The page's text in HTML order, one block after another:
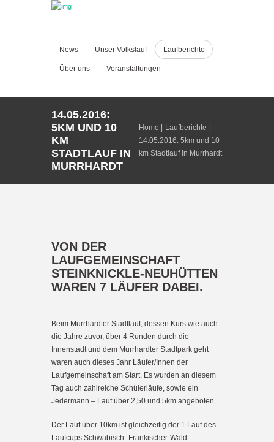
News Unser Volkslauf Laufberichte
Über uns Veranstaltungen
14.05.2016:
5KM UND 10
KM
STADTLAUF IN
MURRHARDT
Home
Laufberichte
14.05.2016: 5km und 10
km Stadtlauf in Murrhardt
VON DER
LAUFGEMEINSCHAFT
STEINKNICKLE-NEUHÜTTEN
WAREN 7 LÄUFER DABEI.
Beim Murrhardter Stadtlauf, dessen Kurs wie auch
die Jahre zuvor, über 4 Runden durch die
Innenstadt und dem Murrhardter Stadtpark geht
waren auch dieses Jahr Läufer/Innen der
Laufgemeinschaft am Start. Es wurden an diesem
Tag auch zahlreiche Schülerläufe, sowie ein
Jedermann – Lauf über 2,50 und 5km angeboten.
Der Lauf über 10km ist gleichzeitig der 1.Lauf des
Laufcups Schwäbisch -Fränkischer-Wald .